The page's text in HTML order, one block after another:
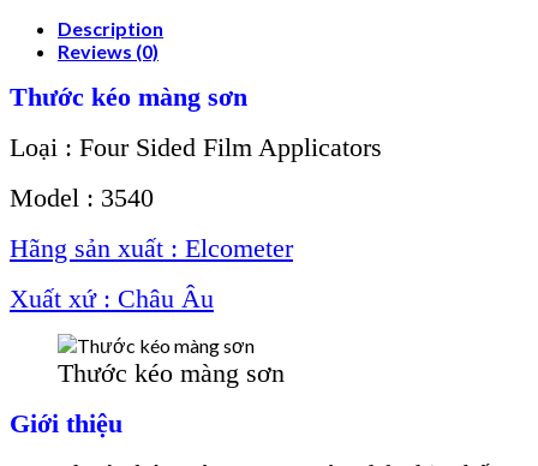
Description
Reviews (0)
Thước kéo màng sơn
Loại : Four Sided Film Applicators
Model : 3540
Hãng sản xuất : Elcometer
Xuất xứ : Châu Âu
Thước kéo màng sơn
Giới thiệu